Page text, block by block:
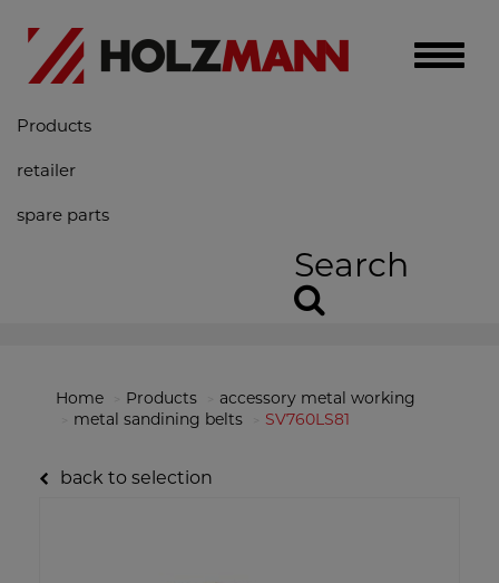
Toggle
Products
retailer
spare parts
Search
Home Products
accessory metal working
metal sandining belts
SV760LS81
back to selection